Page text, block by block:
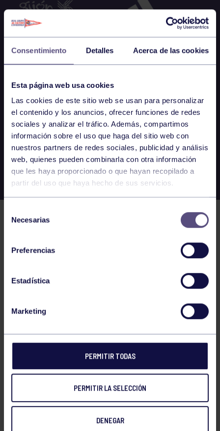
Consentimiento Detalles Acerca de las cookies
Esta página web usa cookies
Las cookies de este sitio web se usan para personalizar
el contenido y los anuncios, ofrecer funciones de redes
sociales y analizar el tráfico. Además, compartimos
información sobre el uso que haga del sitio web con
nuestros partners de redes sociales, publicidad y análisis
web, quienes pueden combinarla con otra información
que les haya proporcionado o que hayan recopilado a
partir del uso que haya hecho de sus servicios.
Necesarias
Preferencias
Estadística
Marketing
PERMITIR TODAS
PERMITIR LA SELECCIÓN
DENEGAR
Empleo
Junta directiva